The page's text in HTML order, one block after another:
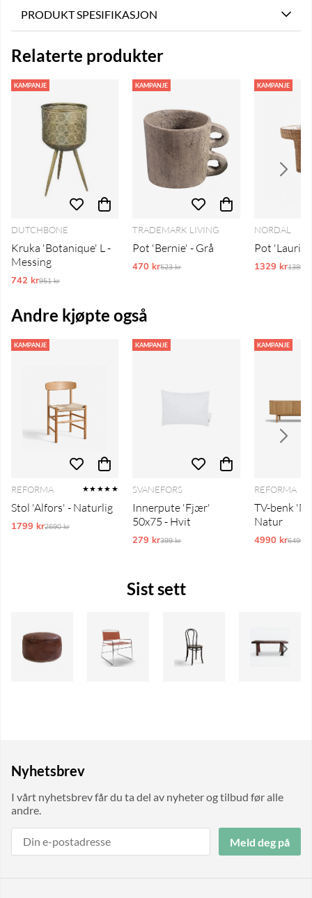
PRODUKT SPESIFIKASJON
Relaterte produkter
KAMPANJE
DUTCHBONE
Kruka 'Botanique' L -
Messing
742 krOrdinarie pris:
951 kr
KAMPANJE
TRADEMARK LIVING
Pot 'Bernie' - Grå
470 krOrdinarie pris:
523 kr
KAMPANJE
NORDAL
Pot 'Laurie'
1329 kr1389 kr
Andre kjøpte også
KAMPANJE
REFORMA ★★★★★
Stol 'Alfors' - Naturlig
1799 krOrdinarie pris:
2690 kr
KAMPANJE
SVANEFORS
Innerpute 'Fjær'
50x75 - Hvit
279 krOrdinarie pris:
399 kr
KAMPANJE
REFORMA
TV-benk
Natur
4990 kr6490 kr
Sist sett
Nyhetsbrev
I vårt nyhetsbrev får du ta del av nyheter og tilbud før alle
andre.
Meld deg på